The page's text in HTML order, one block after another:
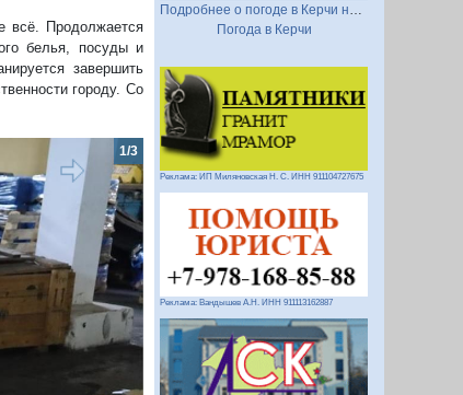
всё. Продолжается
белья, посуды и
завершить
городу. Со
2/3
Следующий
Подробнее о погоде в Керчи на 2 недели
Погода в Керчи
Реклама: ИП Миляновская Н. С. ИНН 911104727675
Реклама: Вандышев А.Н. ИНН 911113162887